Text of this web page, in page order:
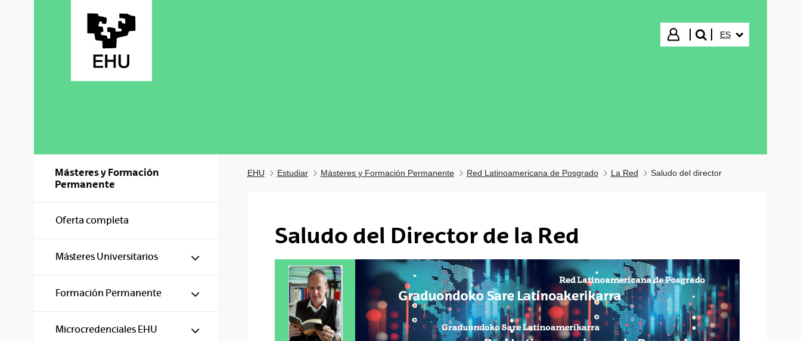
Iniciar sesión
buscar"
ES
Másteres y Formación
Permanente
Oferta completa
Másteres Universitarios Mostrar/ocultar subpáginas
Formación Permanente Mostrar/ocultar subpáginas
Microcredenciales EHU Mostrar/ocultar subpáginas
EHU Estudiar Másteres y Formación Permanente Red Latinoamericana de Posgrado La Red Saludo del director
Saludo del Director de la Red